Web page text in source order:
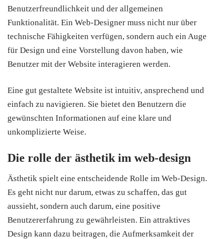
Benutzerfreundlichkeit und der allgemeinen
Funktionalität. Ein Web-Designer muss nicht nur über
technische Fähigkeiten verfügen, sondern auch ein Auge
für Design und eine Vorstellung davon haben, wie
Benutzer mit der Website interagieren werden.
Eine gut gestaltete Website ist intuitiv, ansprechend und
einfach zu navigieren. Sie bietet den Benutzern die
gewünschten Informationen auf eine klare und
unkomplizierte Weise.
Die rolle der ästhetik im web-design
Ästhetik spielt eine entscheidende Rolle im Web-Design.
Es geht nicht nur darum, etwas zu schaffen, das gut
aussieht, sondern auch darum, eine positive
Benutzererfahrung zu gewährleisten. Ein attraktives
Design kann dazu beitragen, die Aufmerksamkeit der